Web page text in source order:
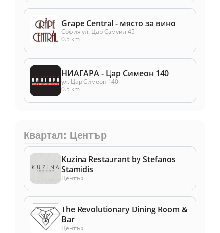
Grape Central - място за вино
София ул. Цар Самуил 45
0.5 km
НИАГАРА - Цар Симеон 140
ул. Цар Симеон 140
0.5 km
Квартал: Център
Kuzina Restaurant by Stefanos
Stamidis
Център
The Revolutionary Dining Room &
Bar
Център